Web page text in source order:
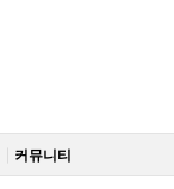
커뮤니티